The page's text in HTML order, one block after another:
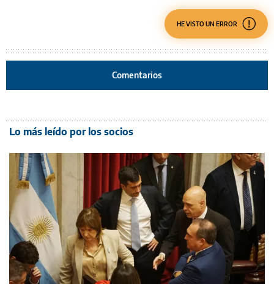
HE VISTO UN ERROR
Comentarios
Lo más leído por los socios